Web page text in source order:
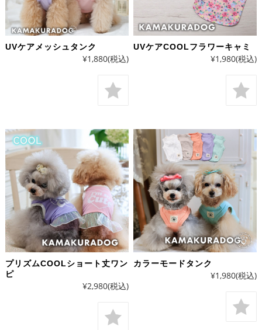
UVケアメッシュタンク
¥1,880(税込)
UVケアCOOLフラワーキャミ
¥1,980(税込)
プリズムCOOLショート丈ワン
ピ
¥2,980(税込)
カラーモードタンク
¥1,980(税込)